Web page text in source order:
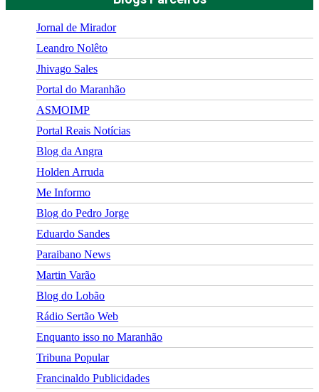
Jornal de Mirador
Leandro Nolêto
Jhivago Sales
Portal do Maranhão
ASMOIMP
Portal Reais Notí­cias
Blog da Angra
Holden Arruda
Me Informo
Blog do Pedro Jorge
Eduardo Sandes
Paraibano News
Martin Varão
Blog do Lobão
Rádio Sertão Web
Enquanto isso no Maranhão
Tribuna Popular
Francinaldo Publicidades